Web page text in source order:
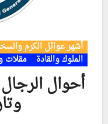
أشهر عوائل الكرم
الملوك والقادة
أحوال